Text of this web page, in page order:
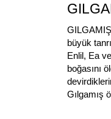
büyük
Enlil, Ea
boğasını
Gılgamış